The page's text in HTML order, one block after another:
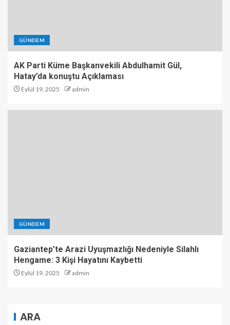
GÜNDEM
AK Parti Küme Başkanvekili Abdulhamit Gül,
Hatay’da konuştu Açıklaması
Eylül 19, 2025 admin
GÜNDEM
Gaziantep’te Arazi Uyuşmazlığı Nedeniyle Silahlı
Hengame: 3 Kişi Hayatını Kaybetti
Eylül 19, 2025 admin
ARA